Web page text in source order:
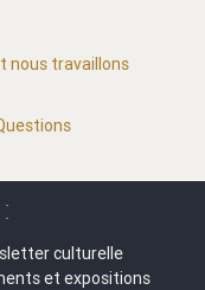
nous travaillons
culturelle
et expositions